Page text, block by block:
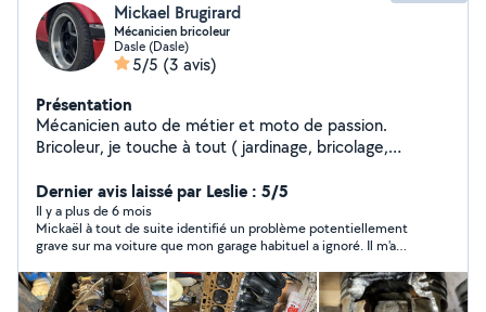
Mickael Brugirard
Mécanicien bricoleur
Dasle (Dasle)
5/5 (3 avis)
Présentation
Mécanicien auto de métier et moto de passion.
Bricoleur, je touche à tout ( jardinage, bricolage,
Dernier avis laissé par Leslie : 5/5
Il y a plus de 6 mois
Mickaël à tout de suite identifié un problème potentiellement
grave sur ma voiture que mon garage habituel a ignoré. Il m'a
appel à ses services très prochainement. Merci!